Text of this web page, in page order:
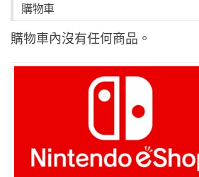
購物車
購物車內沒有任何商品。